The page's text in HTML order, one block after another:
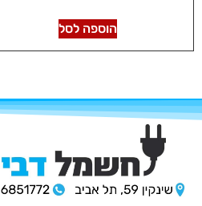
הוספה לסל